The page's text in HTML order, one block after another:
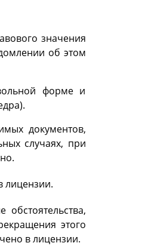
значения
об этом
форме и
документов,
случаях, при
лицензии.
этого
в лицензии.